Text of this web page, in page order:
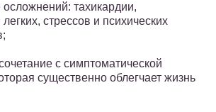
тахикардии,
стрессов и психических
с симптоматической
существенно облегчает жизнь